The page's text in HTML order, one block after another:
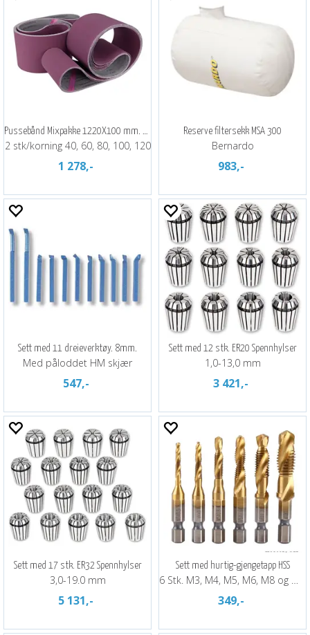
Pussebånd Mixpakke 1220X100 mm. Metall
2 stk/korning 40, 60, 80, 100, 120
1 278,-
Reserve filtersekk MSA 300
Bernardo
983,-
Sett med 11 dreieverktøy. 8mm.
Med påloddet HM skjær
547,-
Sett med 12 stk. ER20 Spennhylser
1,0-13,0 mm
3 421,-
Sett med 17 stk. ER32 Spennhylser
3,0-19.0 mm
5 131,-
Sett med hurtig-gjengetapp HSS
6 Stk. M3, M4, M5, M6, M8 og M10
349,-